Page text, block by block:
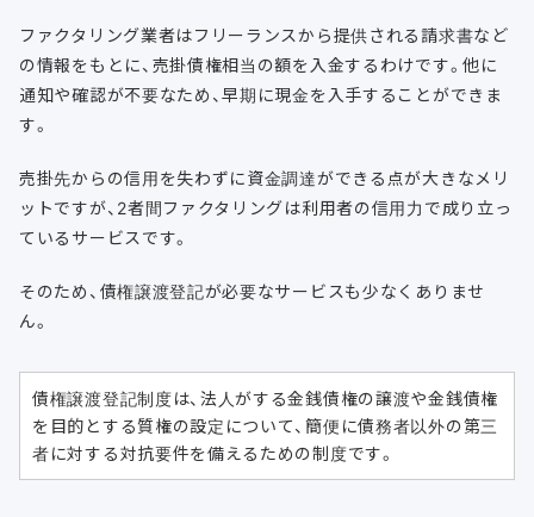
ファクタリング業者はフリーランスから提供される請求書など
の情報をもとに、売掛債権相当の額を入金するわけです。他に
通知や確認が不要なため、早期に現金を入手することができま
す。
売掛先からの信用を失わずに資金調達ができる点が大きなメリ
ットですが、2者間ファクタリングは利用者の信用力で成り立っ
ているサービスです。
そのため、債権譲渡登記が必要なサービスも少なくありませ
ん。
債権譲渡登記制度は、法人がする金銭債権の譲渡や金銭債権
を目的とする質権の設定について、簡便に債務者以外の第三
者に対する対抗要件を備えるための制度です。